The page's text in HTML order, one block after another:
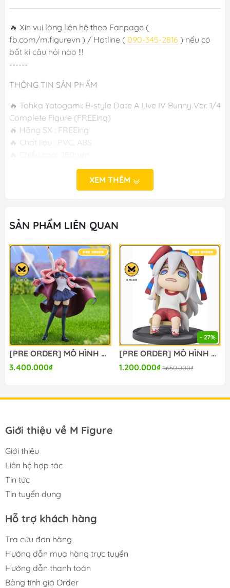
🔥 Xin vui lòng liên hệ theo Fanpage (
fb.com/m.figurevn ) / Hotline ( 090-345-2816 ) nếu có
bất kì câu hỏi nào !!!
------
THÔNG TIN SẢN PHẨM
🔥 Tohka Yatogami: B-style Date A Live IV Bunny Ver. 1/4
Complete Figure (FREEing)
🔥 Hãng SX : FREEing
🔥 Chất liệu : PVC, ABS
🔥 Phát hành : T5/2024
🔥 Cast Off : Không
M FIGURE - MÔ HÌNH ANIME CHÍNH HÃNG NHẬT BẢN
🔥Add: Ngọc Hồi - Hoàng Liệt - Hoàng Mai - Hà Nội
🔥Hotline: 090-345-2816or 098-777-0035
🔥Website: https://mfigure.com/
#figure #mo_hinh #mo_hinh_nhan_vat
#mo_hinh_anime #anime_figure #figure
#mo_hinh_chinh_hang #mo_hinh_figure
#figure_chinh_hang #mo_hinh_tinh #nendoroid
#gameprize #scalefigure
---
XEM THÊM
SẢN PHẨM LIÊN QUAN
[PRE ORDER] MÔ HÌNH Zero no Tsukaima - Louise Françoise Le Blanc de la Vallière - KDcolle - 20th Anniversary (Kadokawa, Tops) FIGURE CHÍNH HÃNG
3.400.000₫
- 27%
[PRE ORDER] MÔ HÌNH Umamusume: Cinderella Gray - Tamamo Cross - Mini Memory - Nervous (Good Smile Company) FIGURE CHÍNH HÃNG
1.200.000₫ 1.650.000₫
Giới thiệu về M Figure
Giới thiệu
Liên hệ hợp tác
Tin tức
Tin tuyển dụng
Hỗ trợ khách hàng
Tra cứu đơn hàng
Hướng dẫn mua hàng trực tuyến
Hướng dẫn thanh toán
Bảng tính giá Order